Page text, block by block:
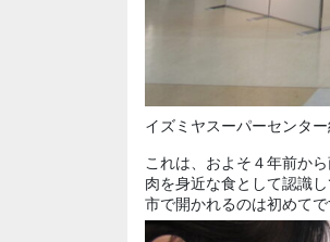
イズミヤスーパーセンタ
これは、およそ４年前か
肉を身近な食として認識
市で開かれるのは初めてで